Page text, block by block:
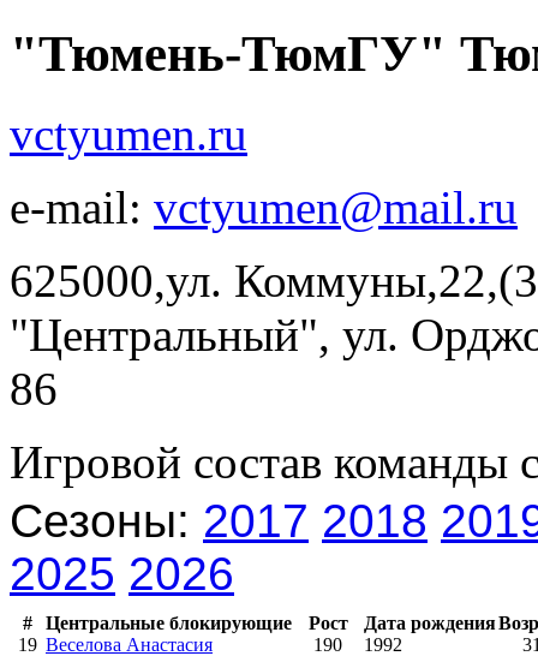
"Тюмень-ТюмГУ"
vctyumen.ru
e-mail: vctyumen@mail.ru
625000,ул.
"Центральный", ул.
86
Игровой состав команды
Сезоны: 2017 2018
2025 2026
# Центральные блокирующие Рост Дата рождения
19 Веселова Анастасия 190 1992